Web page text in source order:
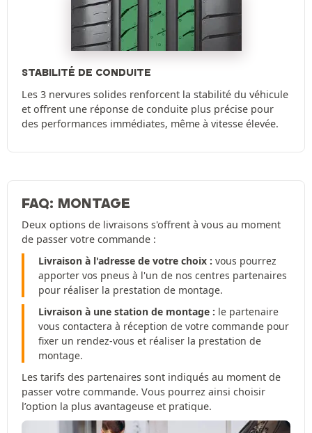
STABILITÉ DE CONDUITE
Les 3 nervures solides renforcent la stabilité du véhicule
et offrent une réponse de conduite plus précise pour
des performances immédiates, même à vitesse élevée.
FAQ: MONTAGE
Deux options de livraisons s'offrent à vous au moment
de passer votre commande :
Livraison à l'adresse de votre choix : vous pourrez
apporter vos pneus à l'un de nos centres partenaires
pour réaliser la prestation de montage.
Livraison à une station de montage : le partenaire
vous contactera à réception de votre commande pour
fixer un rendez-vous et réaliser la prestation de
montage.
Les tarifs des partenaires sont indiqués au moment de
passer votre commande. Vous pourrez ainsi choisir
l’option la plus avantageuse et pratique.